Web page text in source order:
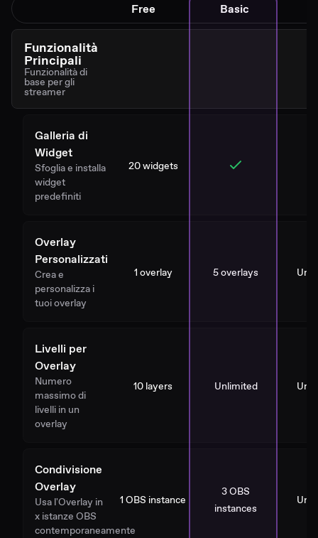
Free Basic
Funzionalità
Principali
Funzionalità di
base per gli
streamer
Galleria di
Widget
Sfoglia e installa
widget
predefiniti
20 widgets
Overlay
Personalizzati
Crea e
personalizza i
tuoi overlay
1 overlay 5 overlays
Livelli per
Overlay
Numero
massimo di
livelli in un
overlay
10 layers Unlimited
Condivisione
Overlay
Usa l'Overlay in
x istanze OBS
contemporaneamente
1 OBS instance
3 OBS
instances